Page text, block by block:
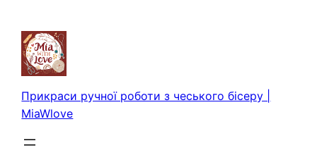
вмісту
Прикраси ручної роботи з чеського бісеру |
MiaWlove